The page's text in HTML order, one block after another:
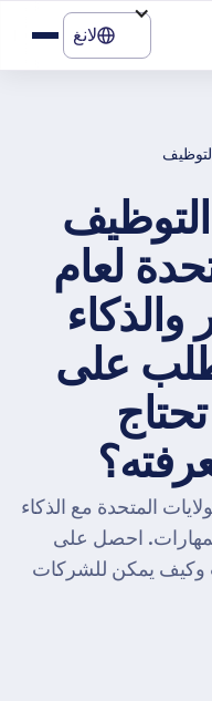
لانغ
لعام
والذكاء
على
المتحدة مع الذكاء
المهارات. احصل على
يمكن للشركات